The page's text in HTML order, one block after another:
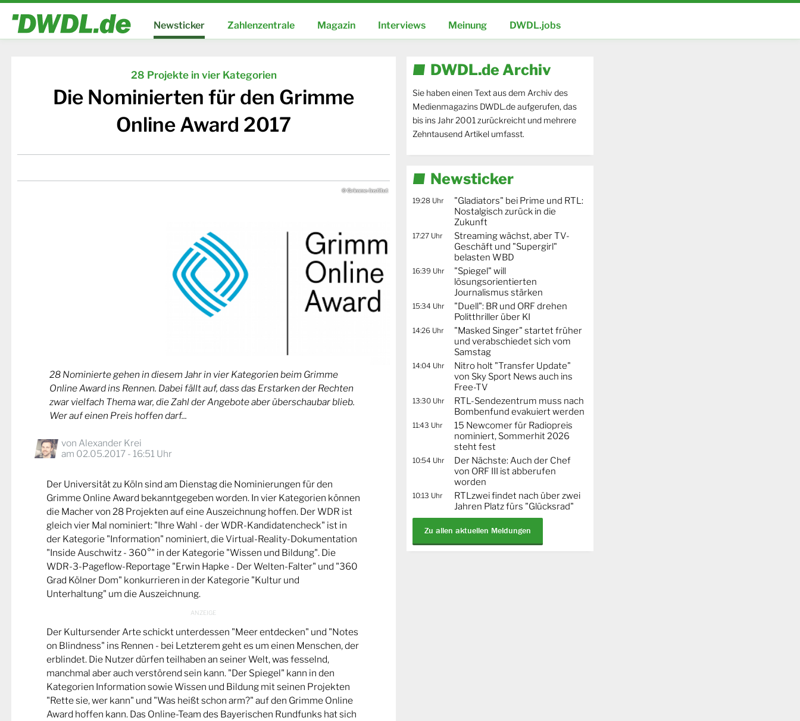
Newsticker Zahlenzentrale Magazin Interviews Meinung DWDL.jobs
28 Projekte in vier Kategorien
Die Nominierten für den Grimme
Online Award 2017
© Grimme-Institut
28 Nominierte gehen in diesem Jahr in vier Kategorien beim Grimme
Online Award ins Rennen. Dabei fällt auf, dass das Erstarken der Rechten
zwar vielfach Thema war, die Zahl der Angebote aber überschaubar blieb.
Wer auf einen Preis hoffen darf...
von Alexander Krei
am 02.05.2017 - 16:51 Uhr
Der Universität zu Köln sind am Dienstag die Nominierungen für den
Grimme Online Award bekanntgegeben worden. In vier Kategorien können
die Macher von 28 Projekten auf eine Auszeichnung hoffen. Der WDR ist
gleich vier Mal nominiert: "Ihre Wahl - der WDR-Kandidatencheck" ist in
der Kategorie "Information" nominiert, die Virtual-Reality-Dokumentation
"Inside Auschwitz - 360°" in der Kategorie "Wissen und Bildung". Die
WDR-3-Pageflow-Reportage "Erwin Hapke - Der Welten-Falter" und "360
Grad Kölner Dom" konkurrieren in der Kategorie "Kultur und
Unterhaltung" um die Auszeichnung.
Der Kultursender Arte schickt unterdessen "Meer entdecken" und "Notes
on Blindness" ins Rennen - bei Letzterem geht es um einen Menschen, der
erblindet. Die Nutzer dürfen teilhaben an seiner Welt, was fesselnd,
manchmal aber auch verstörend sein kann. "Der Spiegel" kann in den
Kategorien Information sowie Wissen und Bildung mit seinen Projekten
"Rette sie, wer kann" und "Was heißt schon arm?" auf den Grimme Online
Award hoffen kann. Das Online-Team des Bayerischen Rundfunks hat sich
DWDL.de Archiv
Sie haben einen Text aus dem Archiv des
Medienmagazins DWDL.de aufgerufen, das
bis ins Jahr 2001 zurückreicht und mehrere
Zehntausend Artikel umfasst.
Newsticker
19:28 Uhr
"Gladiators" bei Prime und RTL:
Nostalgisch zurück in die
Zukunft
17:27 Uhr
Streaming wächst, aber TV-
Geschäft und "Supergirl"
belasten WBD
16:39 Uhr
"Spiegel" will
lösungsorientierten
Journalismus stärken
15:34 Uhr
"Duell": BR und ORF drehen
Politthriller über KI
14:26 Uhr
"Masked Singer" startet früher
und verabschiedet sich vom
Samstag
14:04 Uhr
Nitro holt "Transfer Update"
von Sky Sport News auch ins
Free-TV
13:30 Uhr
RTL-Sendezentrum muss nach
Bombenfund evakuiert werden
11:43 Uhr
15 Newcomer für Radiopreis
nominiert, Sommerhit 2026
steht fest
10:54 Uhr
Der Nächste: Auch der Chef
von ORF III ist abberufen
worden
10:13 Uhr
RTLzwei findet nach über zwei
Jahren Platz fürs "Glücksrad"
Zu allen aktuellen Meldungen